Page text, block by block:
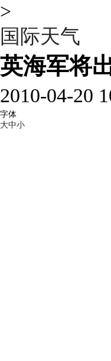
>
国际天气
英海军将
2010-04-20
字体
大中小